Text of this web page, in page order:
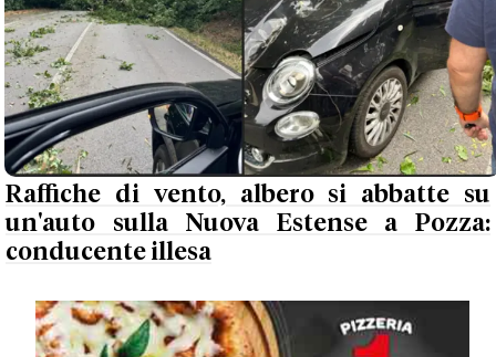
Raffiche di vento, albero si abbatte su
un'auto sulla Nuova Estense a Pozza:
conducente illesa